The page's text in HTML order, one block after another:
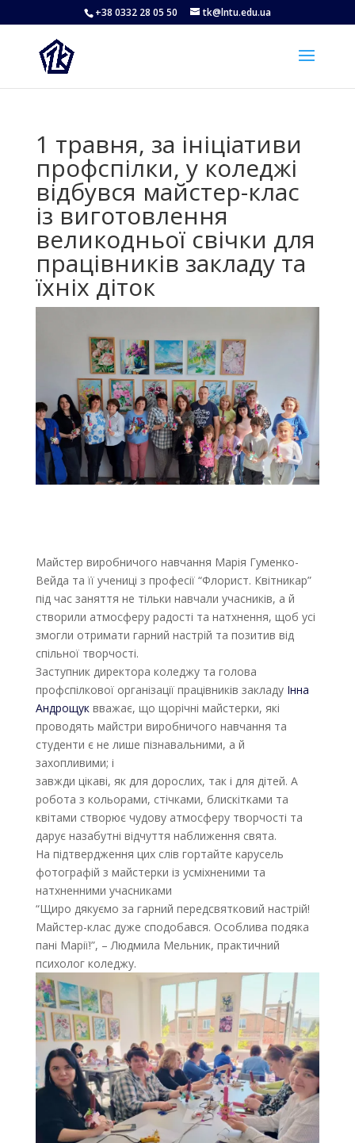
+38 0332 28 05 50 tk@lntu.edu.ua
1 травня, за ініціативи
профспілки, у коледжі
відбувся майстер-клас
із виготовлення
великодньої свічки для
працівників закладу та
їхніх діток
Майстер виробничого навчання Марія Гуменко-
Вейда та її учениці з професії “Флорист. Квітникар”
під час заняття не тільки навчали учасників, а й
створили атмосферу радості та натхнення, щоб усі
змогли отримати гарний настрій та позитив від
спільної творчості.
Заступник директора коледжу та голова
профспілкової організації працівників закладу Інна
Андрощуквважає, що щорічні майстерки, які
проводять майстри виробничого навчання та
студенти є не лише пізнавальними, а й
захопливими; і
завжди цікаві, як для дорослих, так і для дітей. А
робота з кольорами, стічками, блискітками та
квітами створює чудову атмосферу творчості та
дарує назабутні відчуття наближення свята.
На підтвердження цих слів гортайте карусель
фотографій з майстерки із усміхненими та
натхненними учасниками
“Щиро дякуємо за гарний передсвятковий настрій!
Майстер-клас дуже сподобався. Особлива подяка
пані Марії!”, – Людмила Мельник, практичний
психолог коледжу.